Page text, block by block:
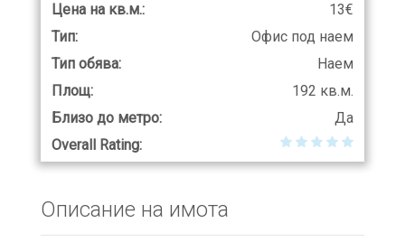
Цена на кв.м.:
13€
Тип:
Офис под наем
Тип обява:
Наем
Площ:
192 кв.м.
Близо до метро:
Да
Overall Rating:
Описание на имота